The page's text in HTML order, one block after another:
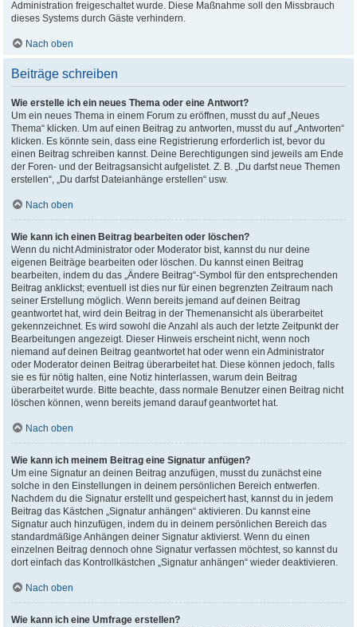
Administration freigeschaltet wurde. Diese Maßnahme soll den Missbrauch
dieses Systems durch Gäste verhindern.
Nach oben
Beiträge schreiben
Wie erstelle ich ein neues Thema oder eine Antwort?
Um ein neues Thema in einem Forum zu eröffnen, musst du auf „Neues
Thema“ klicken. Um auf einen Beitrag zu antworten, musst du auf „Antworten“
klicken. Es könnte sein, dass eine Registrierung erforderlich ist, bevor du
einen Beitrag schreiben kannst. Deine Berechtigungen sind jeweils am Ende
der Foren- und der Beitragsansicht aufgelistet. Z. B. „Du darfst neue Themen
erstellen“, „Du darfst Dateianhänge erstellen“ usw.
Nach oben
Wie kann ich einen Beitrag bearbeiten oder löschen?
Wenn du nicht Administrator oder Moderator bist, kannst du nur deine
eigenen Beiträge bearbeiten oder löschen. Du kannst einen Beitrag
bearbeiten, indem du das „Ändere Beitrag“-Symbol für den entsprechenden
Beitrag anklickst; eventuell ist dies nur für einen begrenzten Zeitraum nach
seiner Erstellung möglich. Wenn bereits jemand auf deinen Beitrag
geantwortet hat, wird dein Beitrag in der Themenansicht als überarbeitet
gekennzeichnet. Es wird sowohl die Anzahl als auch der letzte Zeitpunkt der
Bearbeitungen angezeigt. Dieser Hinweis erscheint nicht, wenn noch
niemand auf deinen Beitrag geantwortet hat oder wenn ein Administrator
oder Moderator deinen Beitrag überarbeitet hat. Diese können jedoch, falls
sie es für nötig halten, eine Notiz hinterlassen, warum dein Beitrag
überarbeitet wurde. Bitte beachte, dass normale Benutzer einen Beitrag nicht
löschen können, wenn bereits jemand darauf geantwortet hat.
Nach oben
Wie kann ich meinem Beitrag eine Signatur anfügen?
Um eine Signatur an deinen Beitrag anzufügen, musst du zunächst eine
solche in den Einstellungen in deinem persönlichen Bereich entwerfen.
Nachdem du die Signatur erstellt und gespeichert hast, kannst du in jedem
Beitrag das Kästchen „Signatur anhängen“ aktivieren. Du kannst eine
Signatur auch hinzufügen, indem du in deinem persönlichen Bereich das
standardmäßige Anhängen deiner Signatur aktivierst. Wenn du einen
einzelnen Beitrag dennoch ohne Signatur verfassen möchtest, so kannst du
dort einfach das Kontrollkästchen „Signatur anhängen“ wieder deaktivieren.
Nach oben
Wie kann ich eine Umfrage erstellen?